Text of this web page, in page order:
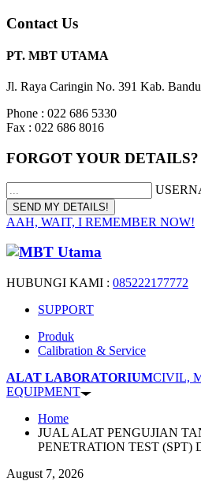
Contact Us
PT. MBT UTAMA
Jl. Raya Caringin No. 391 Kab.
Phone : 022 686 5330
Fax : 022 686 8016
FORGOT YOUR DETAILS?
AAH, WAIT, I REMEMBER NOW!
HUBUNGI KAMI : 085222177772
SUPPORT
Produk
Calibration & Service
ALAT LABORATORIUMCIVIL,
EQUIPMENT
Home
JUAL ALAT PENGUJIAN
PENETRATION TEST (SPT)
August 7, 2026